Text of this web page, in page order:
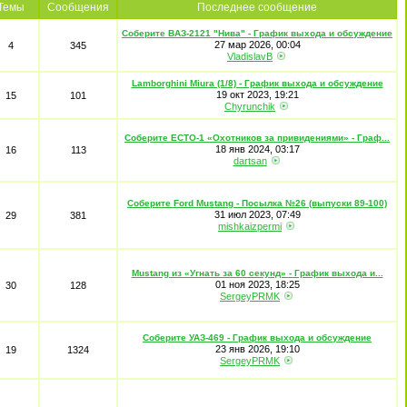
Сообщения Последнее сообщение
4 345
Соберите ВАЗ-2121 "Нива" - График выхода и обсуждение
27 мар 2026, 00:04
VladislavB
15 101
Lamborghini Miura (1/8) - График выхода и обсуждение
19 окт 2023, 19:21
Chyrunchik
16 113
Соберите ECTO-1 «Охотников за привидениями» - Граф...
18 янв 2024, 03:17
dartsan
29 381
Соберите Ford Mustang - Посылка №26 (выпуски 89-100)
31 июл 2023, 07:49
mishkaizpermi
30 128
Mustang из «Угнать за 60 секунд» - График выхода и...
01 ноя 2023, 18:25
SergeyPRMK
19 1324
Соберите УАЗ-469 - График выхода и обсуждение
23 янв 2026, 19:10
SergeyPRMK